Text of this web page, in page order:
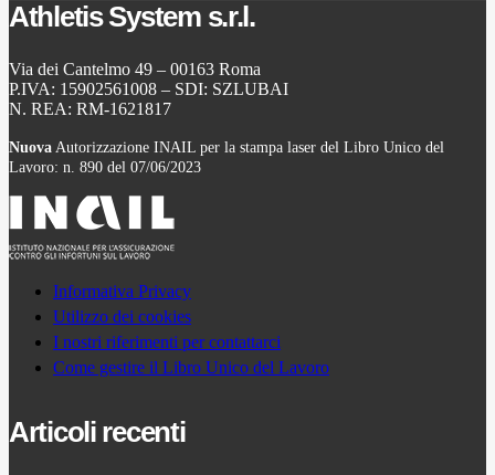
Athletis System s.r.l.
Via dei Cantelmo 49 – 00163 Roma
P.IVA: 15902561008 – SDI: SZLUBAI
N. REA: RM-1621817
Nuova Autorizzazione INAIL per la stampa laser del Libro Unico del
Lavoro: n. 890 del 07/06/2023
Informativa Privacy
Utilizzo dei cookies
I nostri riferimenti per contattarci
Come gestire il Libro Unico del Lavoro
Articoli recenti